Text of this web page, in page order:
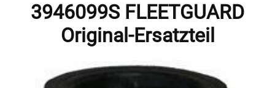
3946099S FLEETGUARD
Original-Ersatzteil